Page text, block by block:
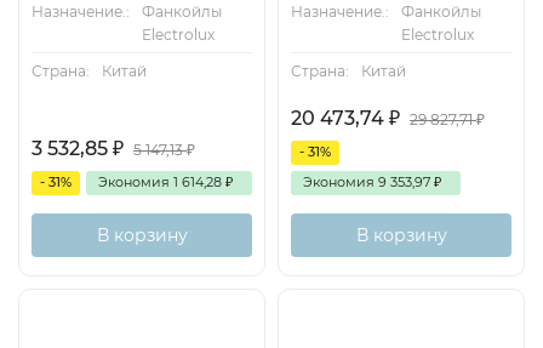
Назначение.:
Фанкойлы
Electrolux
Страна:
Китай
3 532,85 ₽ 5 147,13₽
- 31% Экономия 1 614,28 ₽
В корзину
Назначение.:
Фанкойлы
Electrolux
Страна:
Китай
20 473,74 ₽ 29 827,71₽
- 31%
Экономия 9 353,97 ₽
В корзину